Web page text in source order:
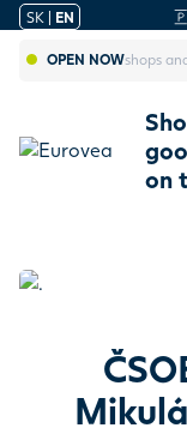
SK| EN
OPEN NOWshops
on